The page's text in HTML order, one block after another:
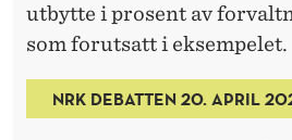
utbytte i prosent av
som forutsatt i eksempelet.
NRK DEBATTEN 20. APRIL